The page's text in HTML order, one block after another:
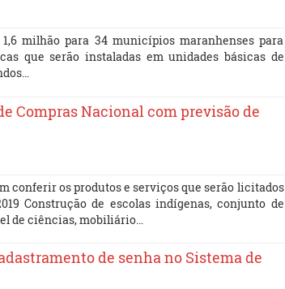
milhão para 34 municípios maranhenses para
que serão instaladas em unidades básicas de
Compras Nacional com previsão de
conferir os produtos e serviços que serão licitados
Construção de escolas indígenas, conjunto de
de ciências, mobiliário…
de senha no Sistema de